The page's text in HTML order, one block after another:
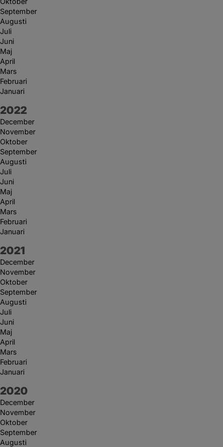
September
Augusti
Juli
Juni
Maj
April
Mars
Februari
Januari
År:
2022
December
November
Oktober
September
Augusti
Juli
Juni
Maj
April
Mars
Februari
Januari
År:
2021
December
November
Oktober
September
Augusti
Juli
Juni
Maj
April
Mars
Februari
Januari
År:
2020
December
November
Oktober
September
Augusti